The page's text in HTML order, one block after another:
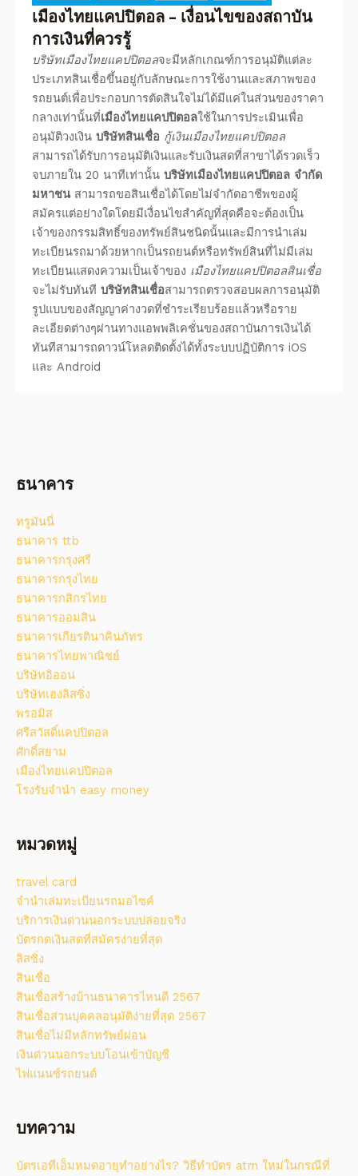
เมืองไทยแคปปิตอล – เงื่อนไขของสถาบัน
การเงินที่ควรรู้
บริษัทเมืองไทยแคปปิตอลจะมีหลักเกณฑ์การอนุมัติแต่ละ
ประเภทสินเชื่อขึ้นอยู่กับลักษณะการใช้งานและสภาพของ
รถยนต์เพื่อประกอบการตัดสินใจไม่ได้มีแค่ในส่วนของราคา
กลางเท่านั้นที่เมืองไทยแคปปิตอลใช้ในการประเมินเพื่อ
อนุมัติวงเงิน บริษัทสินเชื่อ กู้เงินเมืองไทยแคปปิตอล
สามารถได้รับการอนุมัติเงินและรับเงินสดที่สาขาได้รวดเร็ว
จบภายใน 20 นาทีเท่านั้น บริษัทเมืองไทยแคปปิตอล จํากัด
มหาชน สามารถขอสินเชื่อได้โดยไม่จำกัดอาชีพของผู้
สมัครแต่อย่างใดโดยมีเงื่อนไขสำคัญที่สุดคือจะต้องเป็น
เจ้าของกรรมสิทธิ์ของทรัพย์สินชนิดนั้นและมีการนำเล่ม
ทะเบียนรถมาด้วยหากเป็นรถยนต์หรือทรัพย์สินที่ไม่มีเล่ม
ทะเบียนแสดงความเป็นเจ้าของ เมืองไทยแคปปิตอลสินเชื่อ
จะไม่รับทันที บริษัทสินเชื่อสามารถตรวจสอบผลการอนุมัติ
รูปแบบของสัญญาค่างวดที่ชำระเรียบร้อยแล้วหรือราย
ละเอียดต่างๆผ่านทางแอพพลิเคชั่นของสถาบันการเงินได้
ทันทีสามารถดาวน์โหลดติดตั้งได้ทั้งระบบปฏิบัติการ iOS
และ Android
ธนาคาร
ทรูมันนี่
ธนาคาร ttb
ธนาคารกรุงศรี
ธนาคารกรุงไทย
ธนาคารกสิกรไทย
ธนาคารออมสิน
ธนาคารเกียรตินาคินภัทร
ธนาคารไทยพาณิชย์
บริษัทอิออน
บริษัทเฮงลิสซิ่ง
พรอมิส
ศรีสวัสดิ์แคปปิตอล
ศักดิ์สยาม
เมืองไทยแคปปิตอล
โรงรับจํานํา easy money
หมวดหมู่
travel card
จํานําเล่มทะเบียนรถมอไซค์
บริการเงินด่วนนอกระบบปล่อยจริง
บัตรกดเงินสดที่สมัครง่ายที่สุด
ลิสซิ่ง
สินเชื่อ
สินเชื่อสร้างบ้านธนาคารไหนดี 2567
สินเชื่อส่วนบุคคลอนุมัติง่ายที่สุด 2567
สินเชื่อไม่มีหลักทรัพย์ผ่อน
เงินด่วนนอกระบบโอนเข้าบัญชี
ไฟแนนซ์รถยนต์
บทความ
บัตรเอทีเอ็มหมดอายุทำอย่างไร? วิธีทําบัตร atm ใหม่ในกรณีที่